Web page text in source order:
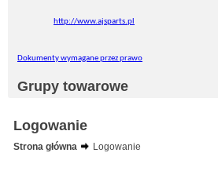
http://www.ajsparts.pl
Dokumenty wymagane przez prawo
Grupy towarowe
Logowanie
Strona główna
Logowanie